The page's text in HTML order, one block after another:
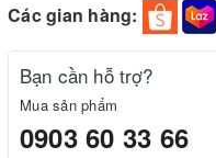
Các gian hàng:
Bạn cần hỗ trợ?
Mua sản phẩm
0903 60 33 66